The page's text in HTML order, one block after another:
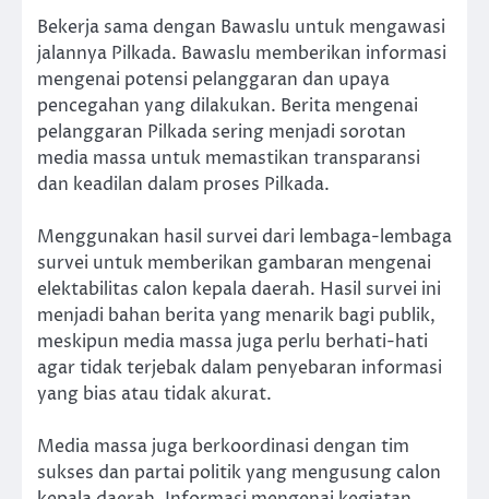
Bekerja sama dengan Bawaslu untuk mengawasi
jalannya Pilkada. Bawaslu memberikan informasi
mengenai potensi pelanggaran dan upaya
pencegahan yang dilakukan. Berita mengenai
pelanggaran Pilkada sering menjadi sorotan
media massa untuk memastikan transparansi
dan keadilan dalam proses Pilkada.
Menggunakan hasil survei dari lembaga-lembaga
survei untuk memberikan gambaran mengenai
elektabilitas calon kepala daerah. Hasil survei ini
menjadi bahan berita yang menarik bagi publik,
meskipun media massa juga perlu berhati-hati
agar tidak terjebak dalam penyebaran informasi
yang bias atau tidak akurat.
Media massa juga berkoordinasi dengan tim
sukses dan partai politik yang mengusung calon